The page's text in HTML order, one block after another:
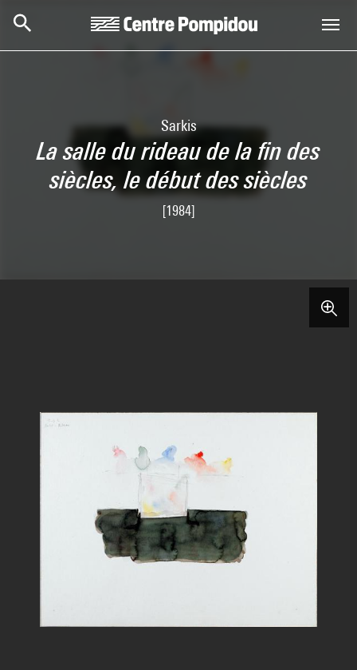
Sarkis
La salle du rideau de la fin des
siècles, le début des siècles
[1984]